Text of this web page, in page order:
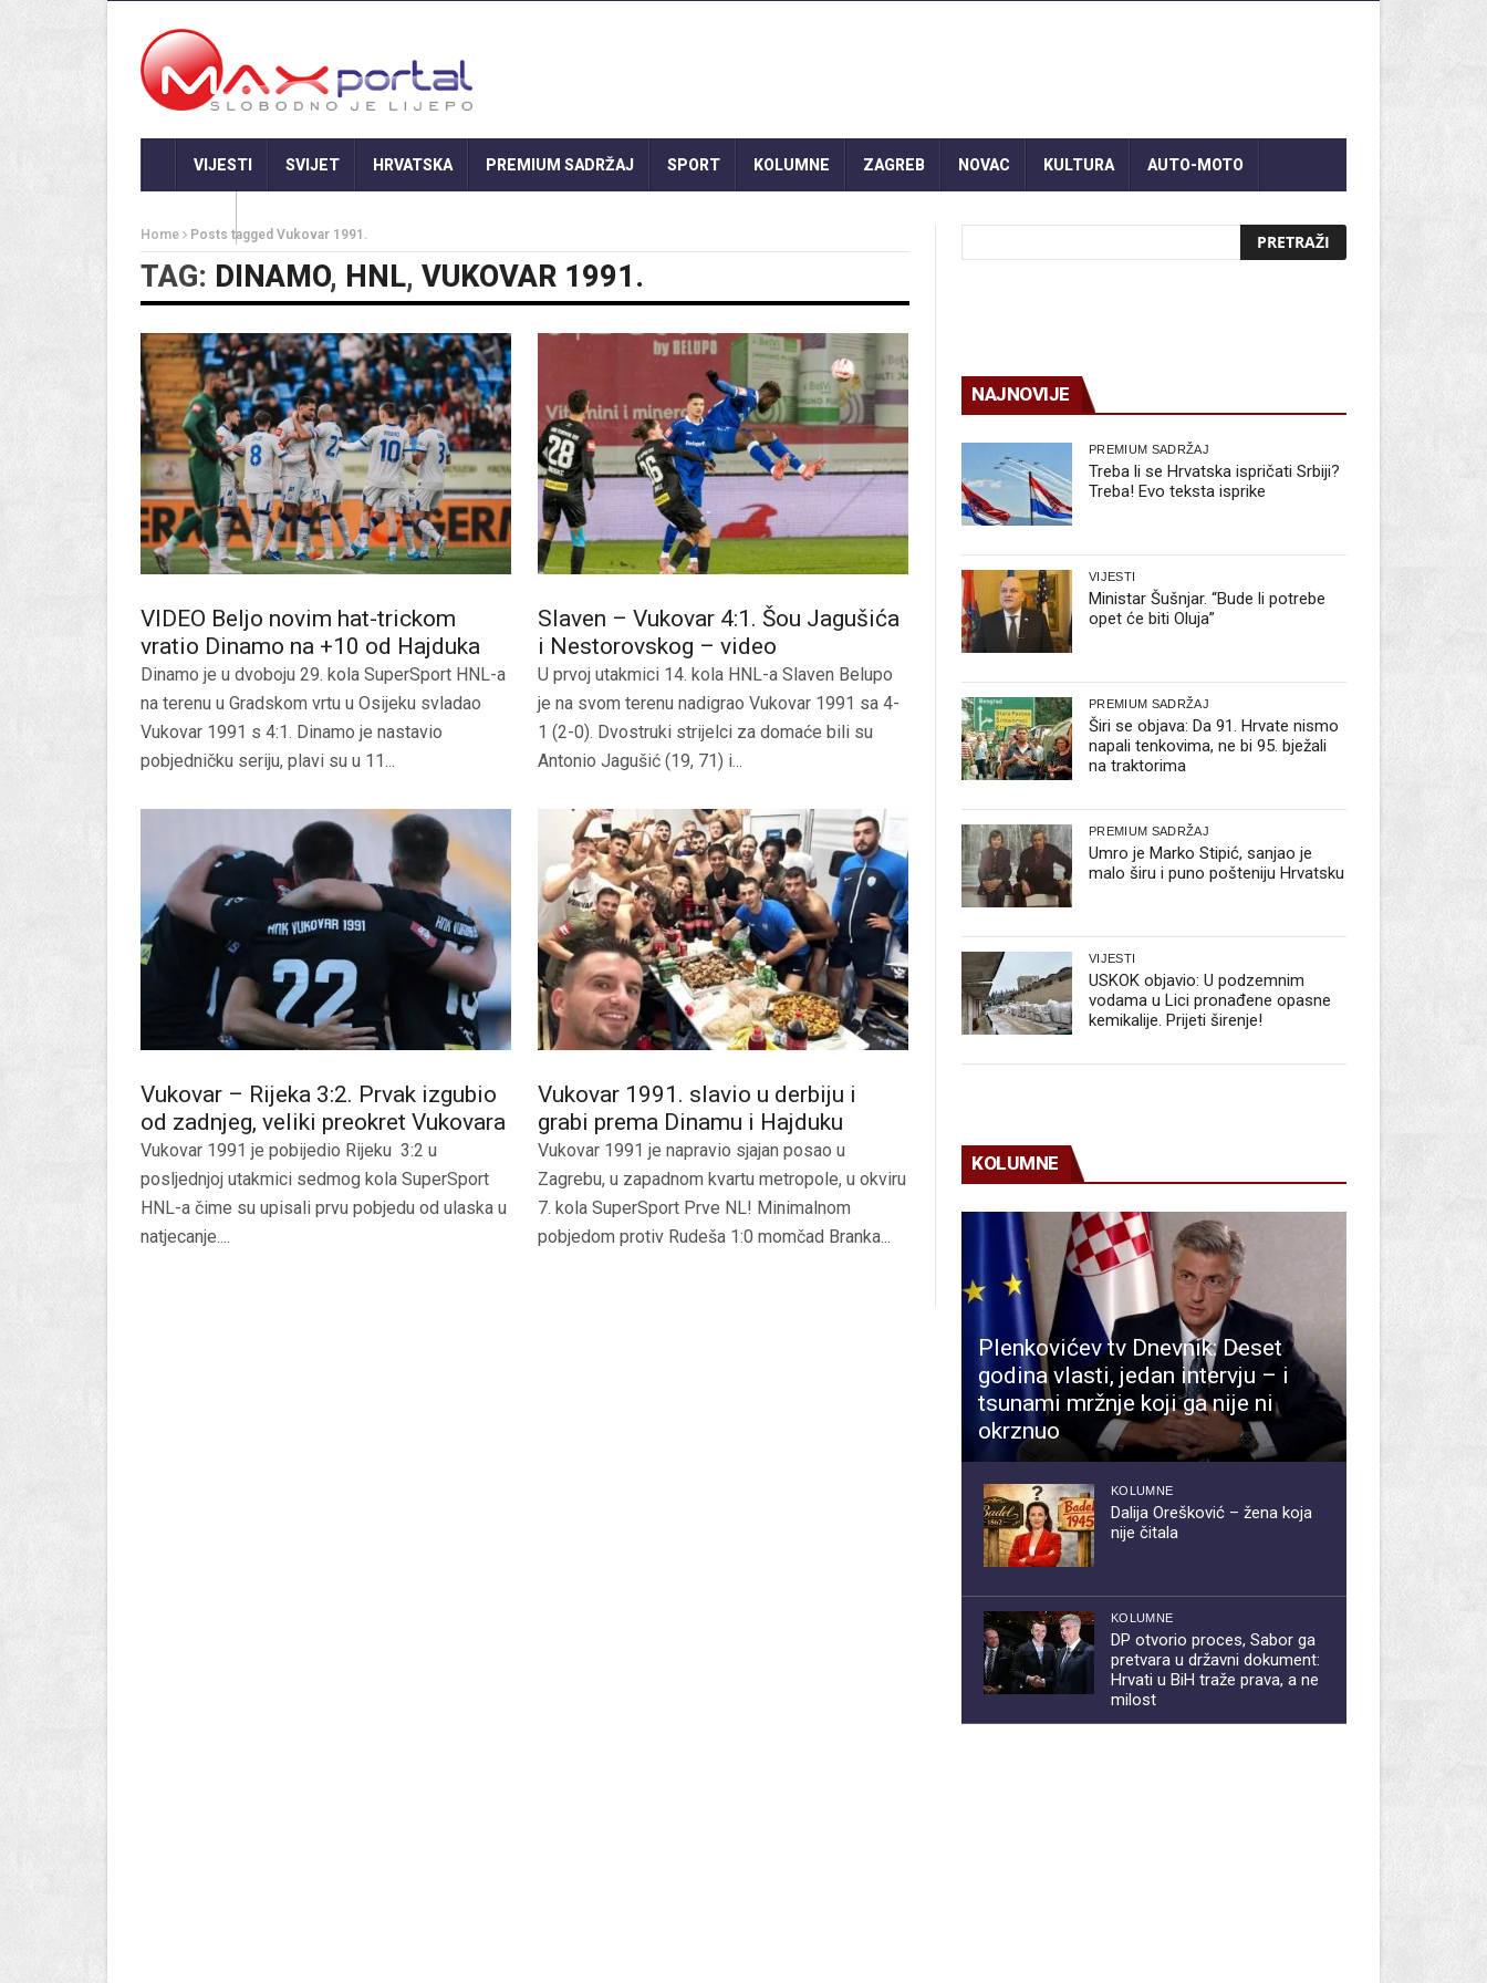
VIJESTI SVIJET HRVATSKA PREMIUM SADRŽAJ SPORT KOLUMNE ZAGREB NOVAC KULTURA AUTO-MOTO
Home Posts tagged Vukovar 1991.
TAG: DINAMO, HNL, VUKOVAR 1991.
VIDEO Beljo novim hat-trickom
vratio Dinamo na +10 od Hajduka
Dinamo je u dvoboju 29. kola SuperSport HNL-a
na terenu u Gradskom vrtu u Osijeku svladao
Vukovar 1991 s 4:1. Dinamo je nastavio
pobjedničku seriju, plavi su u 11...
Slaven – Vukovar 4:1. Šou Jagušića
i Nestorovskog – video
U prvoj utakmici 14. kola HNL-a Slaven Belupo
je na svom terenu nadigrao Vukovar 1991 sa 4-
1 (2-0). Dvostruki strijelci za domaće bili su
Antonio Jagušić (19, 71) i...
Vukovar – Rijeka 3:2. Prvak izgubio
od zadnjeg, veliki preokret Vukovara
Vukovar 1991 je pobijedio Rijeku 3:2 u
posljednjoj utakmici sedmog kola SuperSport
HNL-a čime su upisali prvu pobjedu od ulaska u
natjecanje....
Vukovar 1991. slavio u derbiju i
grabi prema Dinamu i Hajduku
Vukovar 1991 je napravio sjajan posao u
Zagrebu, u zapadnom kvartu metropole, u okviru
7. kola SuperSport Prve NL! Minimalnom
pobjedom protiv Rudeša 1:0 momčad Branka...
NAJNOVIJE
PREMIUM SADRŽAJ
Treba li se Hrvatska ispričati Srbiji?
Treba! Evo teksta isprike
VIJESTI
Ministar Šušnjar. “Bude li potrebe
opet će biti Oluja”
PREMIUM SADRŽAJ
Širi se objava: Da 91. Hrvate nismo
napali tenkovima, ne bi 95. bježali
na traktorima
PREMIUM SADRŽAJ
Umro je Marko Stipić, sanjao je
malo širu i puno pošteniju Hrvatsku
VIJESTI
USKOK objavio: U podzemnim
vodama u Lici pronađene opasne
kemikalije. Prijeti širenje!
KOLUMNE
Plenkovićev tv Dnevnik: Deset
godina vlasti, jedan intervju – i
tsunami mržnje koji ga nije ni
okrznuo
KOLUMNE
Dalija Orešković – žena koja
nije čitala
KOLUMNE
DP otvorio proces, Sabor ga
pretvara u državni dokument:
Hrvati u BiH traže prava, a ne
milost